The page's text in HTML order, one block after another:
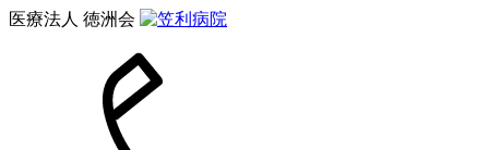
医療法人 徳洲会